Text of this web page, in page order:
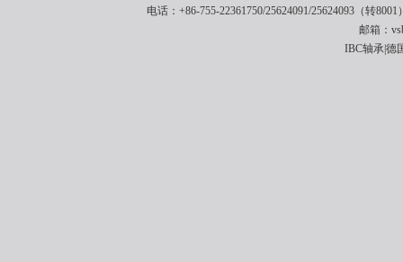
电话：+86-755-22361750/25624091/25624093（转
邮箱：
IBC轴承|德